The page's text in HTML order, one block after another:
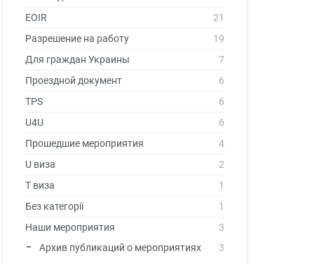
EOIR
21
Разрешение на работу
19
Для граждан Украины
7
Проездной документ
6
TPS
6
U4U
6
Прошедшие мероприятия
4
U виза
2
T виза
1
Без категорії
1
Наши мероприятия
3
Архив публикаций о мероприятиях
3